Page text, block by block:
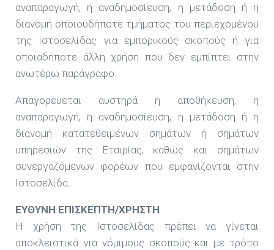
αναπαραγωγή, η αναδημοσίευση, η μετάδοση ή η
διανομή οποιουδήποτε τμήματος του περιεχομένου
της Ιστοσελίδας για εμπορικούς σκοπούς ή για
οποιαδήποτε άλλη χρήση που δεν εμπίπτει στην
ανωτέρω παράγραφο.
Απαγορεύεται αυστηρά η αποθήκευση, η
αναπαραγωγή, η αναδημοσίευση, η μετάδοση ή η
διανομή κατατεθειμένων σημάτων ή σημάτων
υπηρεσιών της Εταιρίας, καθώς και σημάτων
συνεργαζόμενων φορέων που εμφανίζονται στην
Ιστοσελίδα.
ΕΥΘΥΝΗ ΕΠΙΣΚΕΠΤΗ/ΧΡΗΣΤΗ
Η χρήση της Ιστοσελίδας πρέπει να γίνεται
αποκλειστικά για νόμιμους σκοπούς και με τρόπο